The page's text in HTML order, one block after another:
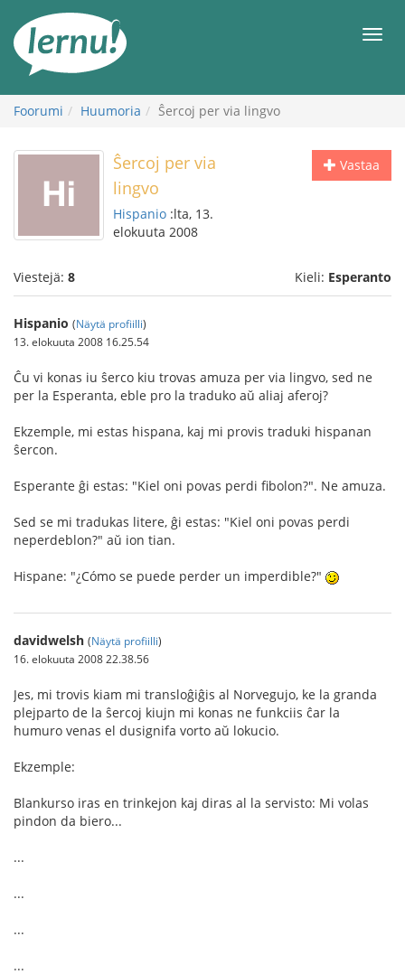
sisältöön
Foorumi Huumoria Ŝercoj per via lingvo
Vastaa
Ŝercoj per via
lingvo
Hispanio :lta, 13.
elokuuta 2008
Viestejä: 8 Kieli: Esperanto
Hispanio (Näytä profiilli)
13. elokuuta 2008 16.25.54
Ĉu vi konas iu ŝerco kiu trovas amuza per via lingvo, sed ne
per la Esperanta, eble pro la traduko aŭ aliaj aferoj?
Ekzemple, mi estas hispana, kaj mi provis traduki hispanan
ŝercon.
Esperante ĝi estas: "Kiel oni povas perdi fibolon?". Ne amuza.
Sed se mi tradukas litere, ĝi estas: "Kiel oni povas perdi
neperdeblon?" aŭ ion tian.
Hispane: "¿Cómo se puede perder un imperdible?"
davidwelsh (Näytä profiilli)
16. elokuuta 2008 22.38.56
Jes, mi trovis kiam mi transloĝiĝis al Norvegujo, ke la granda
plejparto de la ŝercoj kiujn mi konas ne funkciis ĉar la
humuro venas el dusignifa vorto aŭ lokucio.
Ekzemple:
Blankurso iras en trinkejon kaj diras al la servisto: Mi volas
pindon da biero...
...
...
...
...